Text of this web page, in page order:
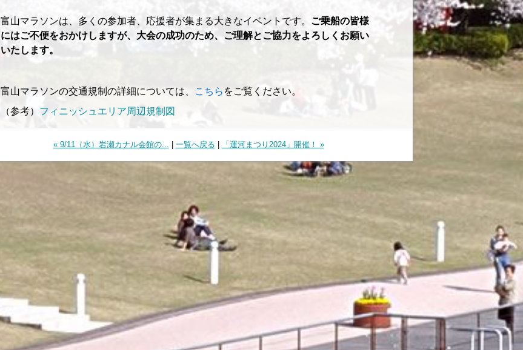
富山マラソンは、多くの参加者、応援者が集まる大きなイベントです。 ご乗船の皆様
にはご不便をおかけしますが、大会の成功のため、ご理解とご協力をよろしくお願い
いたします。
富山マラソンの交通規制の詳細については、 こちら をご覧ください。
（参考） フィニッシュエリア周辺規制図
« 9/11（水）岩瀬カナル会館の... 一覧へ戻る 「運河まつり2024」開催！ »